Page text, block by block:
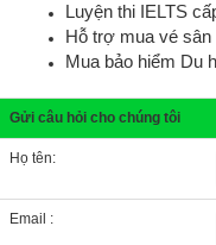
Luyện thi IELTS
Hỗ trợ mua vé
Mua bảo hiểm Du
Gửi câu hỏi cho chúng tôi
Họ tên:
Email :